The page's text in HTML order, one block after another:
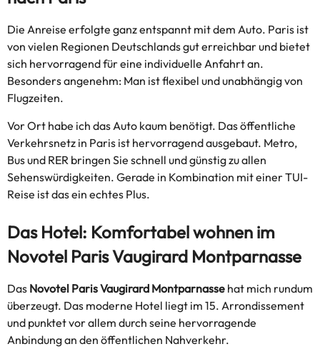
Die Anreise erfolgte ganz entspannt mit dem Auto. Paris ist
von vielen Regionen Deutschlands gut erreichbar und bietet
sich hervorragend für eine individuelle Anfahrt an.
Besonders angenehm: Man ist flexibel und unabhängig von
Flugzeiten.
Vor Ort habe ich das Auto kaum benötigt. Das öffentliche
Verkehrsnetz in Paris ist hervorragend ausgebaut. Metro,
Bus und RER bringen Sie schnell und günstig zu allen
Sehenswürdigkeiten. Gerade in Kombination mit einer TUI-
Reise ist das ein echtes Plus.
Das Hotel: Komfortabel wohnen im
Novotel Paris Vaugirard Montparnasse
Das Novotel Paris Vaugirard Montparnasse hat mich rundum
überzeugt. Das moderne Hotel liegt im 15. Arrondissement
und punktet vor allem durch seine hervorragende
Anbindung an den öffentlichen Nahverkehr.